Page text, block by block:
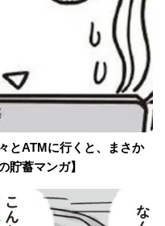
とATMに行くと、まさか
蓄マンガ】